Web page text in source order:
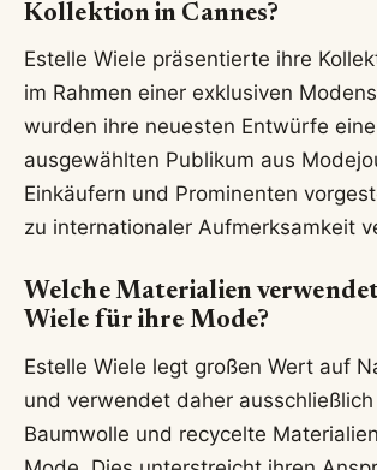
Kollektion in Cannes?
Estelle Wiele präsentierte ihre
im Rahmen einer exklusiven
wurden ihre neuesten Entwürfe
ausgewählten Publikum aus
Einkäufern und Prominenten
zu internationaler Aufmerksamkeit
Welche Materialien
Wiele für ihre Mode?
Estelle Wiele legt großen Wert auf
und verwendet daher
Baumwolle und recycelte